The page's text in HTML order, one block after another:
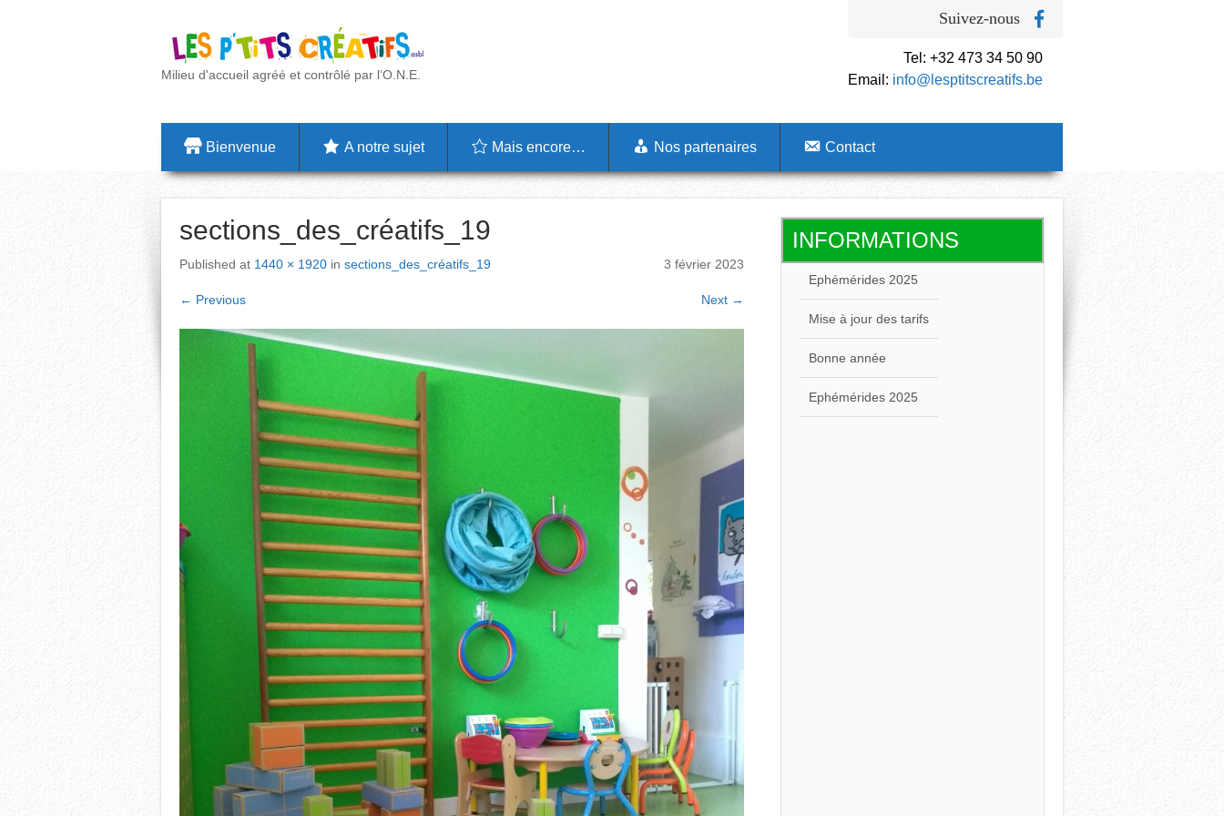
Milieu d'accueil agréé et contrôlé par l’O.N.E.
Suivez-nous
Tel: +32 473 34 50 90
Email: info@lesptitscreatifs.be
Bienvenue A notre sujet Mais encore… Nos partenaires Contact
sections_des_créatifs_19
Published 3 février 2023
at 1440 × 1920 in sections_des_créatifs_19
← Previous Next →
INFORMATIONS
Mise à jour des tarifs
Bonne année